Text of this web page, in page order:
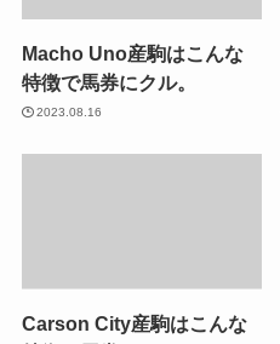
Macho Uno産駒はこんな
特徴で馬券にクル。
2023.08.16
Carson City産駒はこんな